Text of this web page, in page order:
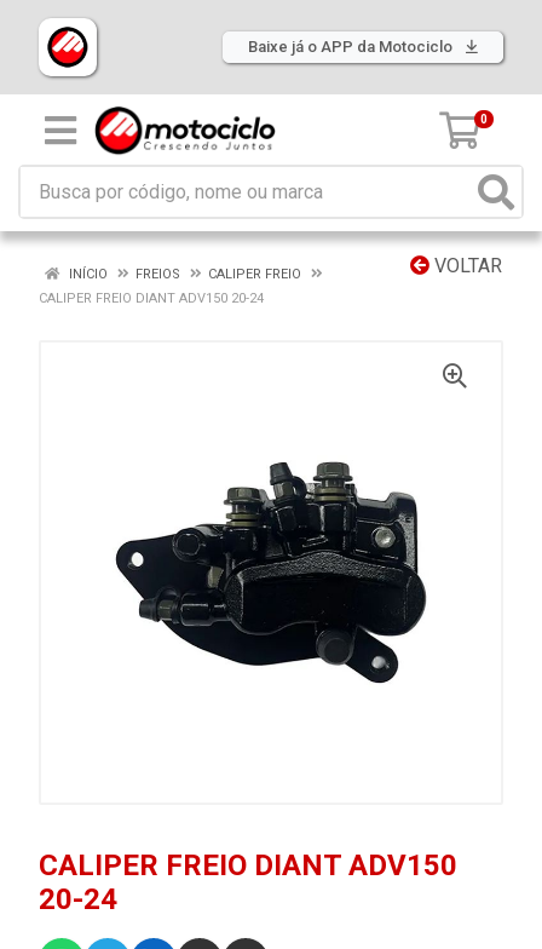
Baixe já o APP da Motociclo
0
VOLTAR
INÍCIO FREIOS
CALIPER FREIO
CALIPER FREIO DIANT ADV150 20-24
CALIPER FREIO DIANT ADV150
20-24